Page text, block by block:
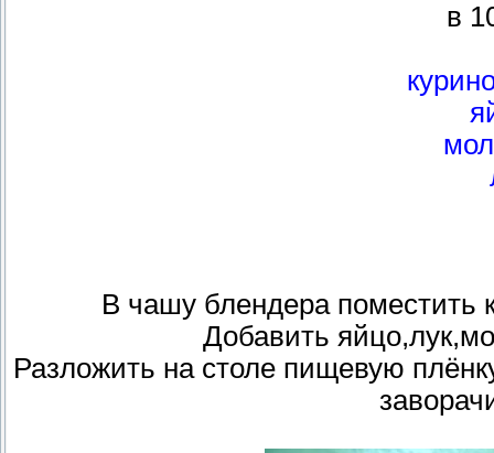
в
В чашу блендера поместить
Добавить
Разложить на столе пищевую